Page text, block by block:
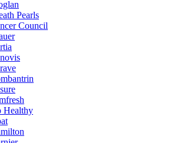
Pearls
Council
Healthy